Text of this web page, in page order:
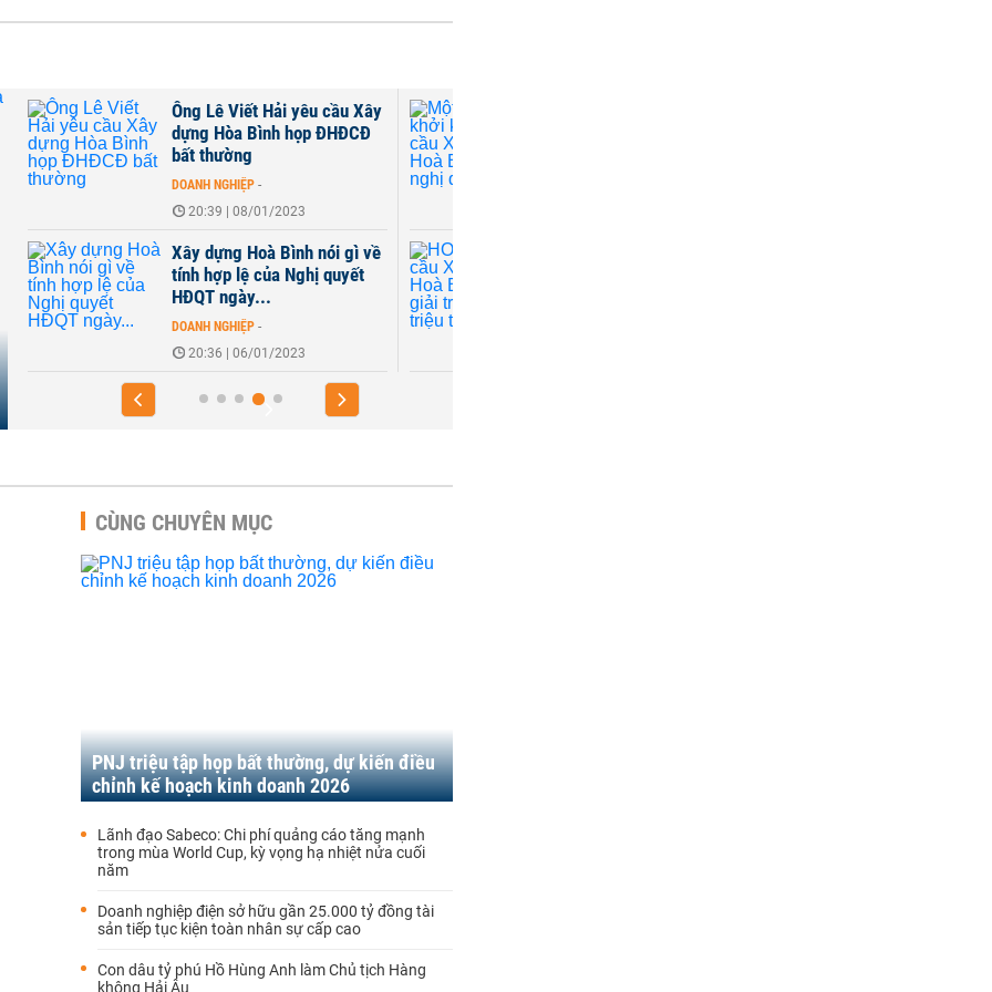
Ông Lê Viết Hải yêu cầu Xây
dựng Hòa Bình họp ĐHĐCĐ
bất thường
DOANH NGHIỆP -
20:39 | 08/01/2023
Xây dựng Hoà Bình nói gì về
tính hợp lệ của Nghị quyết
HĐQT ngày...
DOANH NGHIỆP -
20:36 | 06/01/2023
CÙNG CHUYÊN MỤC
PNJ triệu tập họp bất thường, dự kiến điều
chỉnh kế hoạch kinh doanh 2026
Lãnh đạo Sabeco: Chi phí quảng cáo tăng mạnh
trong mùa World Cup, kỳ vọng hạ nhiệt nửa cuối
năm
Doanh nghiệp điện sở hữu gần 25.000 tỷ đồng tài
sản tiếp tục kiện toàn nhân sự cấp cao
Con dâu tỷ phú Hồ Hùng Anh làm Chủ tịch Hàng
không Hải Âu